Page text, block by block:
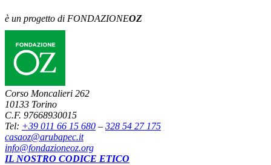
è un progetto di FONDAZIONEOZ
Corso Moncalieri 262
10133 Torino
C.F. 97668930015
Tel: +39 011 66 15 680 – 328 54 27 175
casaoz@arubapec.it
info@fondazioneoz.org
IL NOSTRO CODICE ETICO